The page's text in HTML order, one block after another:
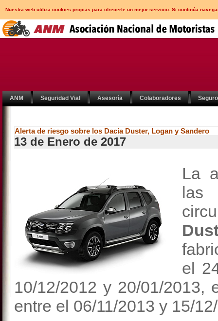
Nuestra web utiliza cookies propias para ofrecerle un mejor servicio. Si continúa
ANM Seguridad Vial Asesoría Colaboradores
Alerta de riesgo sobre los Dacia Duster, Logan y Sandero
13 de Enero de 2017
La
las
el
10/12/2012 y 20/01/2013,
entre el 06/11/2013 y 15/